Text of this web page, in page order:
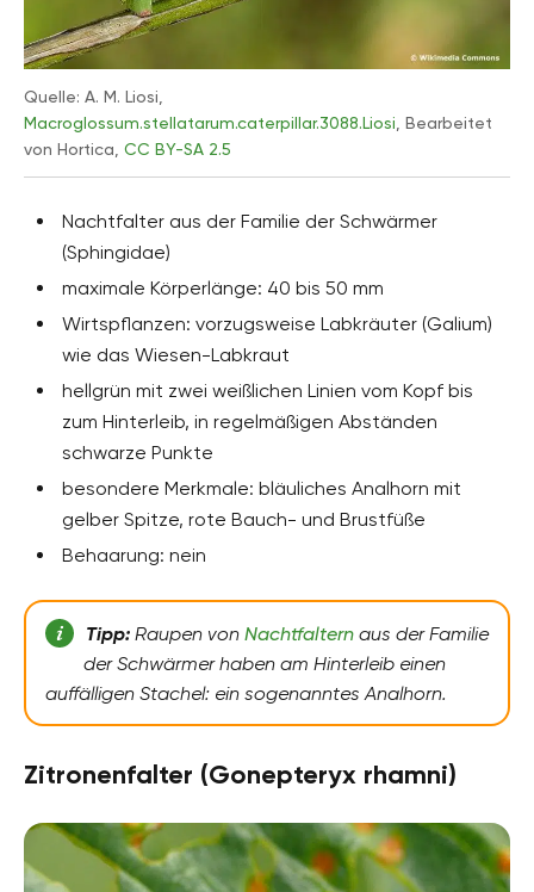
Quelle: A. M. Liosi,
Macroglossum.stellatarum.caterpillar.3088.Liosi , Bearbeitet
von Hortica, CC BY-SA 2.5
Nachtfalter aus der Familie der Schwärmer
(Sphingidae)
maximale Körperlänge: 40 bis 50 mm
Wirtspflanzen: vorzugsweise Labkräuter (Galium)
wie das Wiesen-Labkraut
hellgrün mit zwei weißlichen Linien vom Kopf bis
zum Hinterleib, in regelmäßigen Abständen
schwarze Punkte
besondere Merkmale: bläuliches Analhorn mit
gelber Spitze, rote Bauch- und Brustfüße
Behaarung: nein
Tipp:Raupen von Nachtfalternaus der Familie
der Schwärmer haben am Hinterleib einen
auffälligen Stachel: ein sogenanntes Analhorn.
Zitronenfalter (Gonepteryx rhamni)